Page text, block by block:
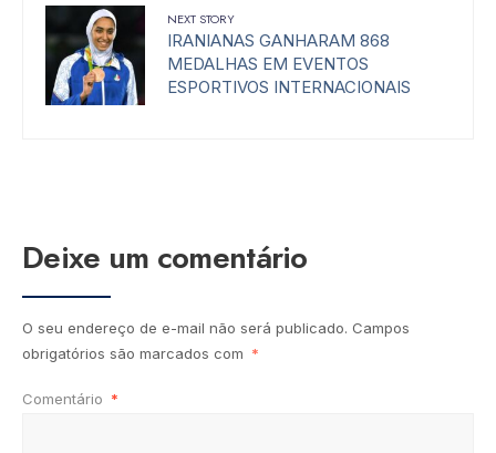
NEXT STORY
IRANIANAS GANHARAM 868
MEDALHAS EM EVENTOS
ESPORTIVOS INTERNACIONAIS
Deixe um comentário
O seu endereço de e-mail não será publicado. Campos
obrigatórios são marcados com *
Comentário *